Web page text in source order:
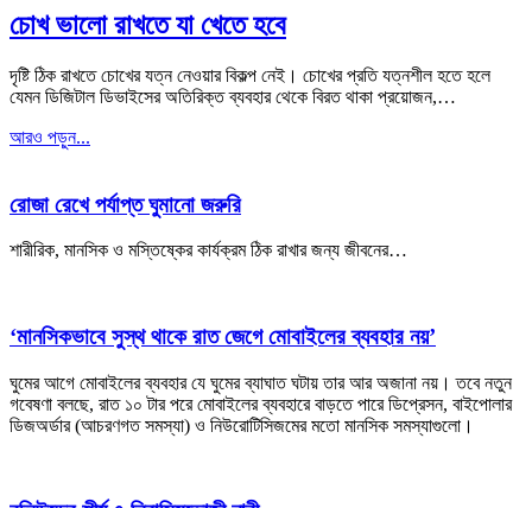
চোখ ভালো রাখতে যা খেতে হবে
দৃষ্টি ঠিক রাখতে চোখের যত্ন নেওয়ার বিকল্প নেই। চোখের প্রতি যত্নশীল হতে হলে
যেমন ডিজিটাল ডিভাইসের অতিরিক্ত ব্যবহার থেকে বিরত থাকা প্রয়োজন,…
আরও পড়ুন...
রোজা রেখে পর্যাপ্ত ঘুমানো জরুরি
শারীরিক, মানসিক ও মস্তিষ্কের কার্যক্রম ঠিক রাখার জন্য জীবনের…
‘মানসিকভাবে সুস্থ থাকে রাত জেগে মোবাইলের ব্যবহার নয়’
ঘুমের আগে মোবাইলের ব্যবহার যে ঘুমের ব্যাঘাত ঘটায় তার আর অজানা নয়। তবে নতুন
গবেষণা বলছে, রাত ১০ টার পরে মোবাইলের ব্যবহারে বাড়তে পারে ডিপ্রেসন, বাইপোলার
ডিজঅর্ডার (আচরণগত সমস্যা) ও নিউরোটিসিজমের মতো মানসিক সমস্যাগুলো।